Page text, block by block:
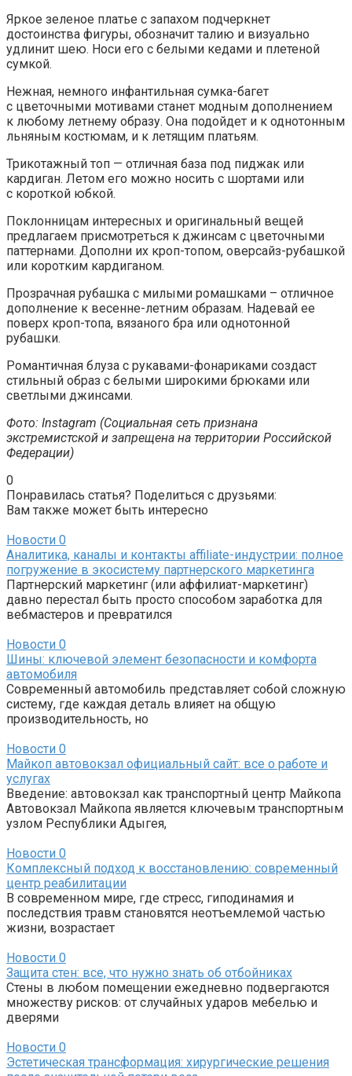
Яркое зеленое платье с запахом подчеркнет
достоинства фигуры, обозначит талию и визуально
удлинит шею. Носи его с белыми кедами и плетеной
сумкой.
Нежная, немного инфантильная сумка-багет
с цветочными мотивами станет модным дополнением
к любому летнему образу. Она подойдет и к однотонным
льняным костюмам, и к летящим платьям.
Трикотажный топ — отличная база под пиджак или
кардиган. Летом его можно носить с шортами или
с короткой юбкой.
Поклонницам интересных и оригинальный вещей
предлагаем присмотреться к джинсам с цветочными
паттернами. Дополни их кроп-топом, оверсайз-рубашкой
или коротким кардиганом.
Прозрачная рубашка с милыми ромашками – отличное
дополнение к весенне-летним образам. Надевай ее
поверх кроп-топа, вязаного бра или однотонной
рубашки.
Романтичная блуза с рукавами-фонариками создаст
стильный образ с белыми широкими брюками или
светлыми джинсами.
Фото: Instagram (Социальная сеть признана
экстремистской и запрещена на территории Российской
Федерации)
0
Понравилась статья? Поделиться с друзьями:
Вам также может быть интересно
Новости 0
Аналитика, каналы и контакты affiliate-индустрии: полное
погружение в экосистему партнерского маркетинга
Партнерский маркетинг (или аффилиат-маркетинг)
давно перестал быть просто способом заработка для
вебмастеров и превратился
Новости 0
Шины: ключевой элемент безопасности и комфорта
автомобиля
Современный автомобиль представляет собой сложную
систему, где каждая деталь влияет на общую
производительность, но
Новости 0
Майкоп автовокзал официальный сайт: все о работе и
услугах
Введение: автовокзал как транспортный центр Майкопа
Автовокзал Майкопа является ключевым транспортным
узлом Республики Адыгея,
Новости 0
Комплексный подход к восстановлению: современный
центр реабилитации
В современном мире, где стресс, гиподинамия и
последствия травм становятся неотъемлемой частью
жизни, возрастает
Новости 0
Защита стен: все, что нужно знать об отбойниках
Стены в любом помещении ежедневно подвергаются
множеству рисков: от случайных ударов мебелью и
дверями
Новости 0
Эстетическая трансформация: хирургические решения